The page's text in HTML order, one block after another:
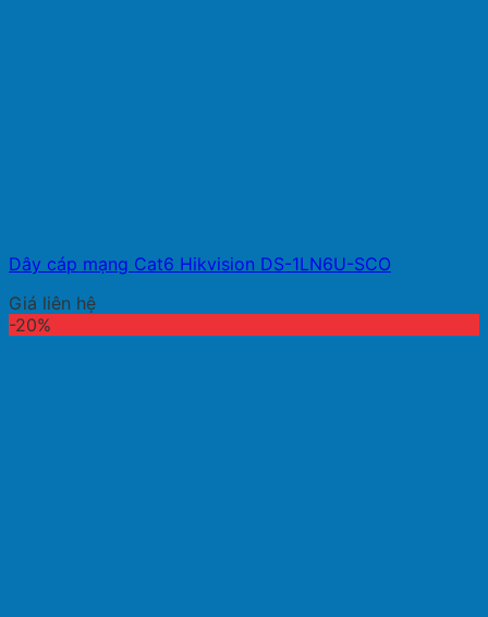
Dây cáp mạng Cat6 Hikvision DS-1LN6U-SCO
Giá liên hệ
-20%